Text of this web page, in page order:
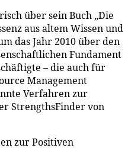
über sein Buch „Die
aus altem Wissen und
das Jahr 2010 über den
Fundament
– die auch für
Management
Verfahren zur
StrengthsFinder von
zur Positiven